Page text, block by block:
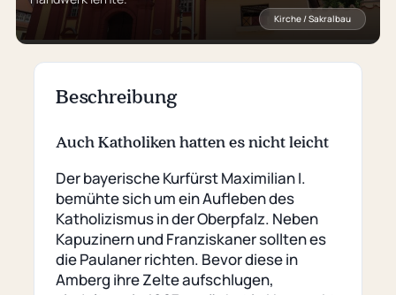
Kirche / Sakralbau
Beschreibung
Auch Katholiken hatten es nicht leicht
Der bayerische Kurfürst Maximilian I.
bemühte sich um ein Aufleben des
Katholizismus in der Oberpfalz. Neben
Kapuzinern und Franziskaner sollten es
die Paulaner richten. Bevor diese in
Amberg ihre Zelte aufschlugen,